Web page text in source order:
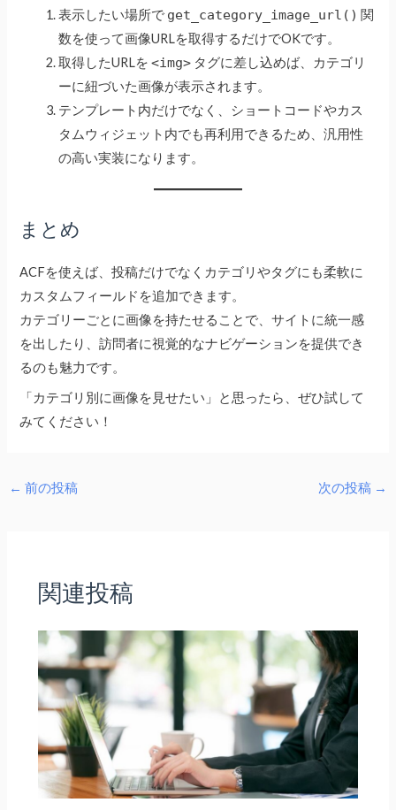
表示したい場所で get_category_image_url() 関
数を使って画像URLを取得するだけでOKです。
取得したURLを<img> タグに差し込めば、カテゴリ
ーに紐づいた画像が表示されます。
テンプレート内だけでなく、ショートコードやカス
タムウィジェット内でも再利用できるため、汎用性
の高い実装になります。
まとめ
ACFを使えば、投稿だけでなくカテゴリやタグにも柔軟に
カスタムフィールドを追加できます。
カテゴリーごとに画像を持たせることで、サイトに統一感
を出したり、訪問者に視覚的なナビゲーションを提供でき
るのも魅力です。
「カテゴリ別に画像を見せたい」と思ったら、ぜひ試して
みてください！
← 前の投稿 次の投稿 →
関連投稿